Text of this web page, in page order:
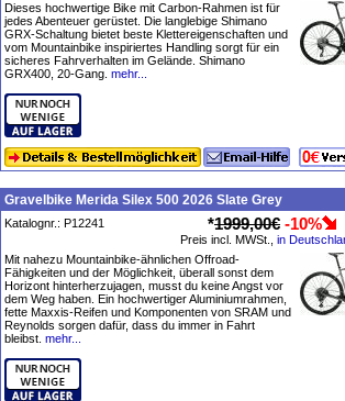
Dieses hochwertige Bike mit Carbon-Rahmen ist für
jedes Abenteuer gerüstet. Die langlebige Shimano
GRX-Schaltung bietet beste Klettereigenschaften und
vom Mountainbike inspiriertes Handling sorgt für ein
sicheres Fahrverhalten im Gelände. Shimano
GRX400, 20-Gang. mehr...
Gravelbike Merida Silex 500 2026 Slate Grey
Katalognr.: P12241 *1999,00€ -10%
Preis incl. MWSt., in
Mit nahezu Mountainbike-ähnlichen Offroad-
Fähigkeiten und der Möglichkeit, überall sonst dem
Horizont hinterherzujagen, musst du keine Angst vor
dem Weg haben. Ein hochwertiger Aluminiumrahmen,
fette Maxxis-Reifen und Komponenten von SRAM und
Reynolds sorgen dafür, dass du immer in Fahrt
bleibst. mehr...